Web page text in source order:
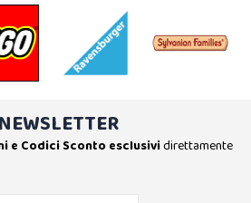
e Codici Sconto esclusividirettamente